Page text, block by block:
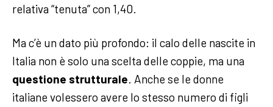
relativa “tenuta” con 1,40.
Ma c’è un dato più profondo: il calo delle nascite in
Italia non è solo una scelta delle coppie, ma una
questione strutturale. Anche se le donne
italiane volessero avere lo stesso numero di figli